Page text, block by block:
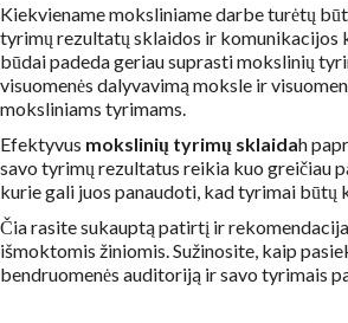
Kiekviename moksliniame darbe turėtų
tyrimų rezultatų sklaidos ir komunikacijos
būdai padeda geriau suprasti mokslinių
visuomenės dalyvavimą moksle ir
moksliniams tyrimams.
Efektyvus mokslinių tyrimų sklaidah
savo tyrimų rezultatus reikia kuo greičiau
kurie gali juos panaudoti, kad tyrimai būtų
Čia rasite sukauptą patirtį ir
išmoktomis žiniomis. Sužinosite, kaip
bendruomenės auditoriją ir savo tyrimais